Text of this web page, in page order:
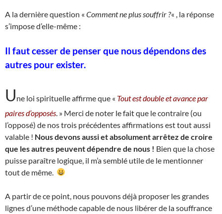
A la dernière question « Comment ne plus souffrir ?« , la réponse
s’impose d’elle-même :
Il faut cesser de penser que nous dépendons des
autres pour exister.
Une loi spirituelle affirme que « Tout est double et avance par
paires d’opposés . » Merci de noter le fait que le contraire (ou
l’opposé) de nos trois précédentes affirmations est tout aussi
valable ! Nous devons aussi et absolument arrêtez de croire
que les autres peuvent dépendre de nous ! Bien que la chose
puisse paraître logique, il m’a semblé utile de le mentionner
tout de même.
A partir de ce point, nous pouvons déjà proposer les grandes
lignes d’une méthode capable de nous libérer de la souffrance